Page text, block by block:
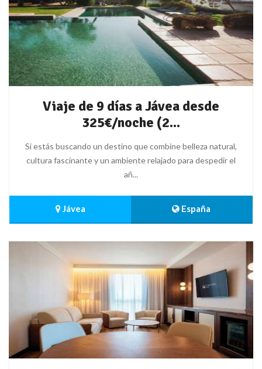
Viaje de 9 días a Jávea desde
325€/noche (2...
Si estás buscando un destino que combine belleza natural,
cultura fascinante y un ambiente relajado para despedir el
añ...
Jávea España